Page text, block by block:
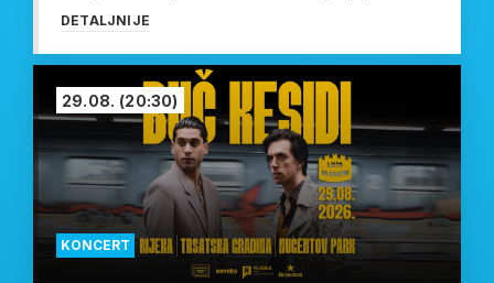
DETALJNIJE
KONCERT
29.08. (20:30)